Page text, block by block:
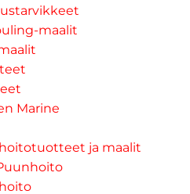
maalit
Marine
ja maalit